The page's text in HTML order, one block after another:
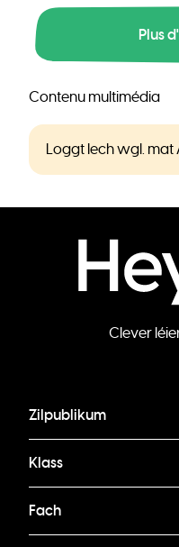
Plus
Contenu multimédia
Loggt Iech wgl. mat
Clever
Zilpublikum
Klass
Fach